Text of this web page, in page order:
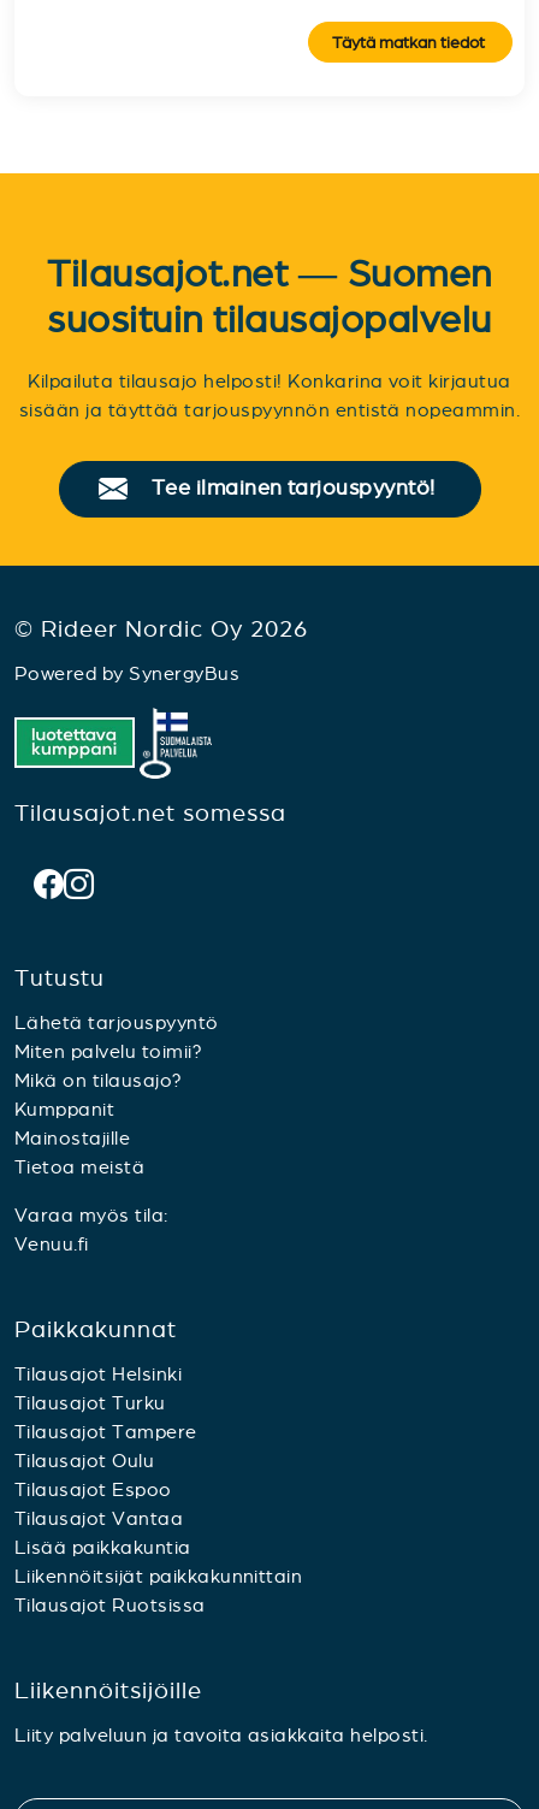
Täytä matkan tiedot
Tilausajot.net — Suomen
suosituin tilausajopalvelu
Kilpailuta tilausajo helposti! Konkarina voit kirjautua
sisään ja täyttää tarjouspyynnön entistä nopeammin.
Tee ilmainen tarjouspyyntö!
© Rideer Nordic Oy 2026
Powered by SynergyBus
Tilausajot.net somessa
Tutustu
Lähetä tarjouspyyntö
Miten palvelu toimii?
Mikä on tilausajo?
Kumppanit
Mainostajille
Tietoa meistä
Varaa myös tila:
Venuu.fi
Paikkakunnat
Tilausajot Helsinki
Tilausajot Turku
Tilausajot Tampere
Tilausajot Oulu
Tilausajot Espoo
Tilausajot Vantaa
Lisää paikkakuntia
Liikennöitsijät paikkakunnittain
Tilausajot Ruotsissa
Liikennöitsijöille
Liity palveluun ja tavoita asiakkaita helposti.